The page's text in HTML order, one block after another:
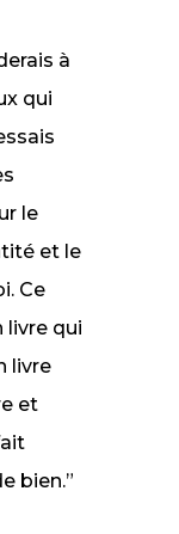
à
qui
le
et le
Ce
livre qui
livre
et
bien.”